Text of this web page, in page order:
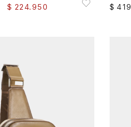
$ 224.950 $ 419